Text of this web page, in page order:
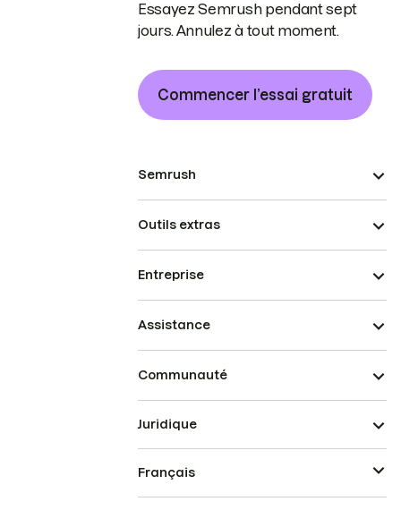
Essayez Semrush pendant sept
jours. Annulez à tout moment.
Commencer l’essai gratuit
Semrush
Outils extras
Entreprise
Assistance
Communauté
Juridique
Français